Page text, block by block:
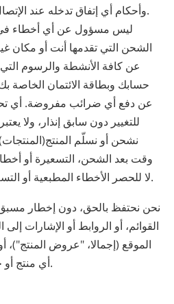
وأحكام أي إتفاق تدخله عند
الشحن التي تقدمها أنت أو
عن كافة الأنشطة والرسوم
حسابك وبطاقة الائتمان الخاصة
عن دفع أي ضرائب مفروضة. أي
للتغيير دون سابق إنذار، ولا
نشحن أو نسلّم
وقت بعد الشحن، التسعيرة أو
لا للحصر الأخطاء المطبعية أو التسعيرة التي عفى عليها الزمن.
نحن نحتفظ بالحق، دون إخطار
القوائم، أو الروابط أو الإشارات
الموقع (إجمالا، "عروض
أي منتج أو خدمة و/أو رفض الخدمة لك.